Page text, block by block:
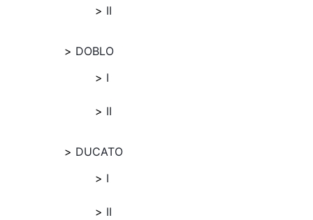
II
DOBLO
I
II
DUCATO
I
II